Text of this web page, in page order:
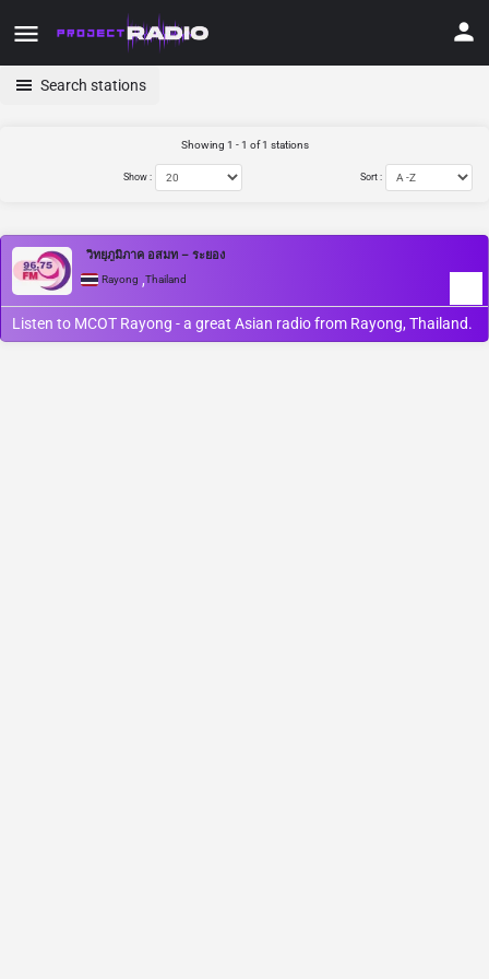
Search stations
Showing 1 - 1 of 1 stations
Show : Sort :
วิทยุภูมิภาค อสมท – ระยอง
Rayong ,Thailand
Listen to MCOT Rayong - a great Asian radio from Rayong, Thailand.